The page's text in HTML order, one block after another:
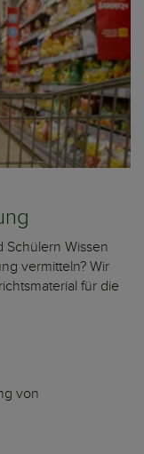
Wissen
vermitteln? Wir
für die
von